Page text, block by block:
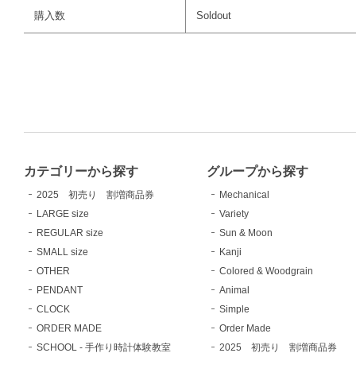
購入数 Soldout
カテゴリーから探す
2025 初売り 割増商品券
LARGE size
REGULAR size
SMALL size
OTHER
PENDANT
CLOCK
ORDER MADE
SCHOOL - 手作り時計体験教室
グループから探す
Mechanical
Variety
Sun & Moon
Kanji
Colored & Woodgrain
Animal
Simple
Order Made
2025 初売り 割増商品券